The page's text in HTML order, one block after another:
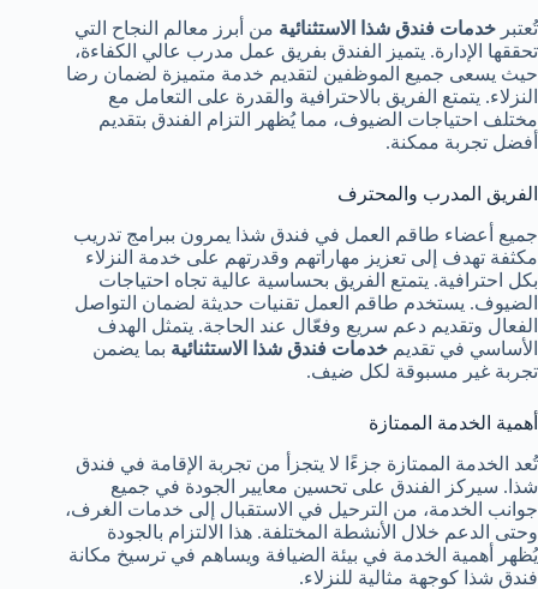
تُعتبر خدمات فندق شذا الاستثنائية من أبرز معالم النجاح التي
تحققها الإدارة. يتميز الفندق بفريق عمل مدرب عالي الكفاءة،
حيث يسعى جميع الموظفين لتقديم خدمة متميزة لضمان رضا
النزلاء. يتمتع الفريق بالاحترافية والقدرة على التعامل مع
مختلف احتياجات الضيوف، مما يُظهر التزام الفندق بتقديم
أفضل تجربة ممكنة.
الفريق المدرب والمحترف
جميع أعضاء طاقم العمل في فندق شذا يمرون ببرامج تدريب
مكثفة تهدف إلى تعزيز مهاراتهم وقدرتهم على خدمة النزلاء
بكل احترافية. يتمتع الفريق بحساسية عالية تجاه احتياجات
الضيوف. يستخدم طاقم العمل تقنيات حديثة لضمان التواصل
الفعال وتقديم دعم سريع وفعّال عند الحاجة. يتمثل الهدف
الأساسي في تقديم خدمات فندق شذا الاستثنائية بما يضمن
تجربة غير مسبوقة لكل ضيف.
أهمية الخدمة الممتازة
تُعد الخدمة الممتازة جزءًا لا يتجزأ من تجربة الإقامة في فندق
شذا. سيركز الفندق على تحسين معايير الجودة في جميع
جوانب الخدمة، من الترحيل في الاستقبال إلى خدمات الغرف،
وحتى الدعم خلال الأنشطة المختلفة. هذا الالتزام بالجودة
يُظهر أهمية الخدمة في بيئة الضيافة ويساهم في ترسيخ مكانة
فندق شذا كوجهة مثالية للنزلاء.